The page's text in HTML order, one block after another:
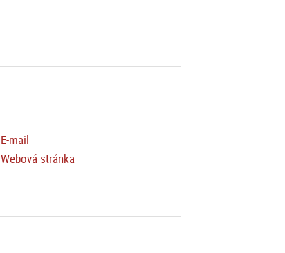
E-mail
Webová stránka